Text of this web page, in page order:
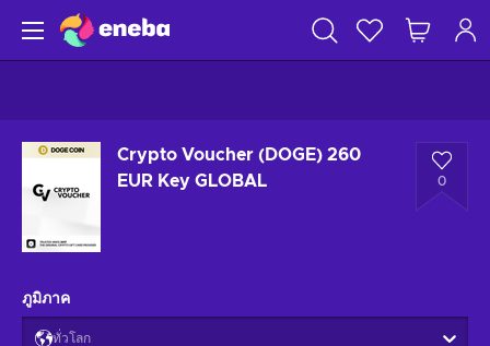
Crypto Voucher (DOGE) 260
EUR Key GLOBAL
0
ภูมิภาค
ทั่วโลก